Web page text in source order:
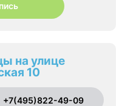
на улице
10
+7(495)822-49-09